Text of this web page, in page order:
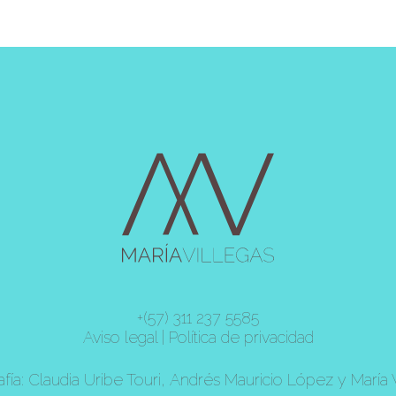
+(57) 311 237 5585
Aviso legal
Política de privacidad
Claudia Uribe Touri, Andrés Mauricio López y María